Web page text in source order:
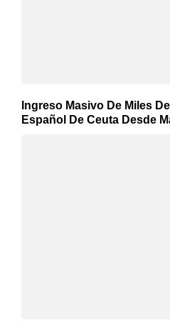
Ingreso Masivo De Miles
Español De Ceuta Desde